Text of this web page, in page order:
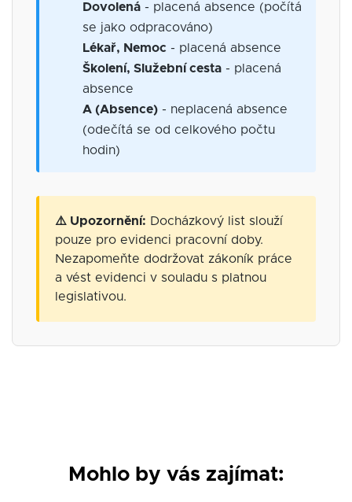
Dovolená - placená absence (počítá
se jako odpracováno)
Lékař, Nemoc - placená absence
Školení, Služební cesta - placená
absence
A (Absence) - neplacená absence
(odečítá se od celkového počtu
hodin)
⚠️ Upozornění: Docházkový list slouží
pouze pro evidenci pracovní doby.
Nezapomeňte dodržovat zákoník práce
a vést evidenci v souladu s platnou
legislativou.
Mohlo by vás zajímat: